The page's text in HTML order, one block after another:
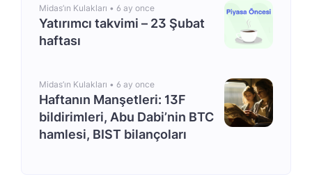
Midas’ın Kulakları • 6 ay once
Yatırımcı takvimi – 23 Şubat
haftası
Midas’ın Kulakları • 6 ay once
Haftanın Manşetleri: 13F
bildirimleri, Abu Dabi’nin BTC
hamlesi, BIST bilançoları